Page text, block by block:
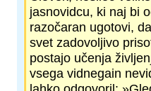
jasnovidcu, ki naj bi
razočaran ugotovi,
svet zadovoljivo
postajo učenja
vsega vidnegain